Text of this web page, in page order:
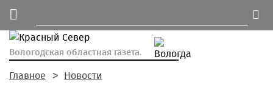
Вологодская областная газета.
Главное Новости